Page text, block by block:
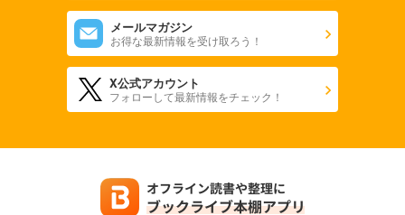
メールマガジン
お得な最新情報を受け取ろう！
X公式アカウント
フォローして最新情報をチェック！